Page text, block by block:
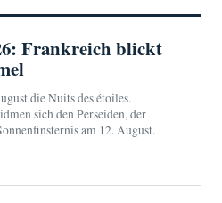
Frankreich blickt
die Nuits des étoiles.
sich den Perseiden, der
am 12. August.